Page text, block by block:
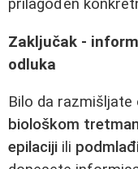
prilagođen
Zaključak -
odluka
Bilo da razmišljate
biološkom
epilaciji ili